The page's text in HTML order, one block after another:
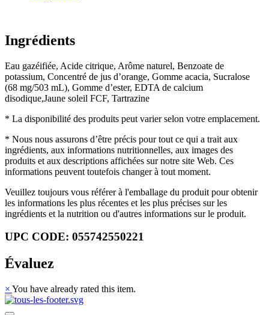
Ingrédients
Eau gazéifiée, Acide citrique, Arôme naturel, Benzoate de
potassium, Concentré de jus d’orange, Gomme acacia, Sucralose
(68 mg/503 mL), Gomme d’ester, EDTA de calcium
disodique,Jaune soleil FCF, Tartrazine
* La disponibilité des produits peut varier selon votre emplacement.
* Nous nous assurons d’être précis pour tout ce qui a trait aux
ingrédients, aux informations nutritionnelles, aux images des
produits et aux descriptions affichées sur notre site Web. Ces
informations peuvent toutefois changer à tout moment.
Veuillez toujours vous référer à l'emballage du produit pour obtenir
les informations les plus récentes et les plus précises sur les
ingrédients et la nutrition ou d'autres informations sur le produit.
UPC CODE: 055742550221
Évaluez
× You have already rated this item.